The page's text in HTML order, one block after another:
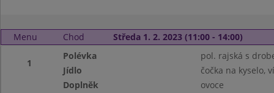
Menu Chod Středa 1. 2. 2023 (11:00 - 14:00)
1
Polévka
pol. rajská s
Jídlo
čočka na kyselo,
Doplněk
ovoce